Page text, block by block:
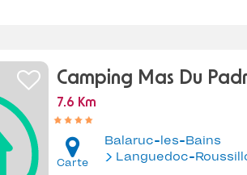
Camping Mas Du
7.6 Km
Carte
Balaruc-les-Bains
Languedoc-